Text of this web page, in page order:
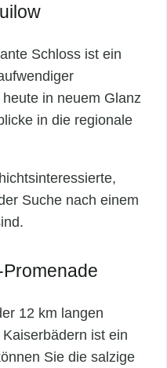
Schloss ist ein
in neuem Glanz
in die regionale
Suche nach einem
12 km langen
ist ein
Sie die salzige